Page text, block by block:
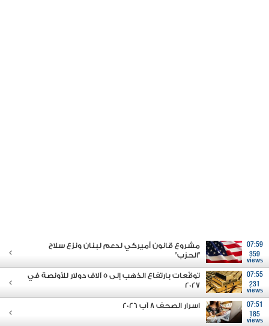
07:59
359
views
مشروع قانون أميركي لدعم لبنان ونزع سلاح
"الحزب"
07:55
231
views
توقّعات بارتفاع الذهب إلى 5 آلاف دولار للأونصة في
2027
07:51
185
views
اسرار الصحف 8 آب 2026